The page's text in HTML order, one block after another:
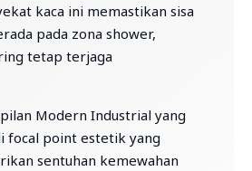
kaca ini memastikan sisa
pada zona shower,
tetap terjaga
Modern Industrial yang
focal point estetik yang
sentuhan kemewahan